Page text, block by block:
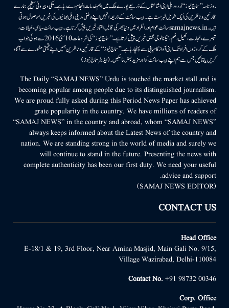
روزنامہ ’’سماج نیوز‘‘ اُردو دہلی اپنی اشاعتوں کے ذریعے پورے ملک میں اہم خدمات انجام دے رہا ہے۔ ملکی وبیرونی سطح پر ہمارے
قارئین وناظرین کی ایک طویل فہرست ہے۔ ویب سائٹ کے ذریعہ انہیں اپنے وطنی، دینی وملی بھائیوں کی خبریں موصول ہوتی
ہیں۔samajnews.inسائٹ عوام اور انفراد میں دنیا بھر کی قابل اعتماد خبریں پیش کرتا ہے۔ ویب سائٹ سیاسی، خیالات،
تبصرے، تجارت، کھیل، فلم، ٹیکنالوجی جیسی خبریں پیش کرتا ہے۔ ’’سماج نیوز‘‘ کی شروعات 10مئی 2016 سے ہوئی جو اب
ملک کے کروڑوں افراد تک اپنی آواز کامیابی سے پہنچا رہا ہے۔ ’’سماج نیوز‘‘ کے قارئین وناظرین ہمیں اپنے قیمتی مشورے سے آگاہ
کریں یا بتائیں جس سے ہم اپنے ویب سائٹ کو اور مزید بہتر بناسکیں۔ (ایڈیٹر سماج نیوز)
The Daily “SAMAJ NEWS” Urdu is touched the market stall and is
becoming popular among people due to its distinguished journalism.
We are proud fully asked during this Period News Paper has achieved
grate popularity in the country. We have millions of readers of
“SAMAJ NEWS” in the country and abroad, whom “SAMAJ NEWS”
always keeps informed about the Latest News of the country and
nation. We are standing strong in the world of media and surely we
will continue to stand in the future. Presenting the news with
complete authenticity has been our first duty. We need your useful
advice and support.
(SAMAJ NEWS EDITOR)
CONTACT US
Head Office
E-18/1 & 19, 3rd Floor, Near Amina Masjid, Main Gali No. 9/15,
Village Wazirabad, Delhi-110084
Contact No. +91 98732 00346
Corp. Office